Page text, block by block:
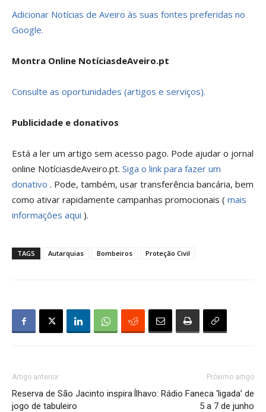
Adicionar Notícias de Aveiro às suas fontes preferidas no
Google.
Montra Online NotíciasdeAveiro.pt
Consulte as oportunidades (artigos e serviços).
Publicidade e donativos
Está a ler um artigo sem acesso pago. Pode ajudar o jornal
online NotíciasdeAveiro.pt. Siga o link para fazer um
donativo . Pode, também, usar transferência bancária, bem
como ativar rapidamente campanhas promocionais ( mais
informações aqui ).
TAGS Autarquias Bombeiros Proteção Civil
Artigo anterior
Reserva de São Jacinto inspira
jogo de tabuleiro
Próximo artigo
Ílhavo: Rádio Faneca ‘ligada’ de
5 a 7 de junho